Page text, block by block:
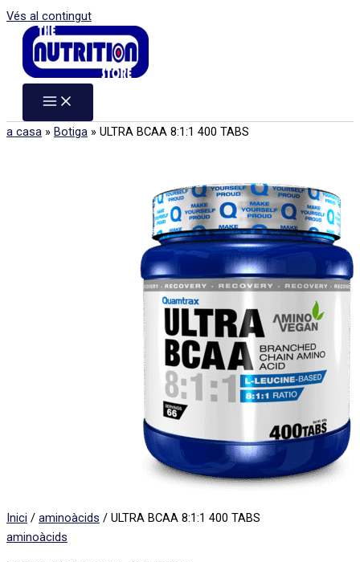
Vés al contingut
a casa » Botiga » ULTRA BCAA 8:1:1 400 TABS
Inici / aminoàcids / ULTRA BCAA 8:1:1 400 TABS
aminoàcids